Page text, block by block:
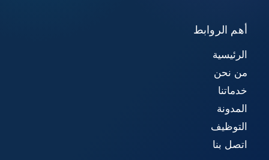
أهم الروابط
الرئيسية
من نحن
خدماتنا
المدونة
التوظيف
اتصل بنا